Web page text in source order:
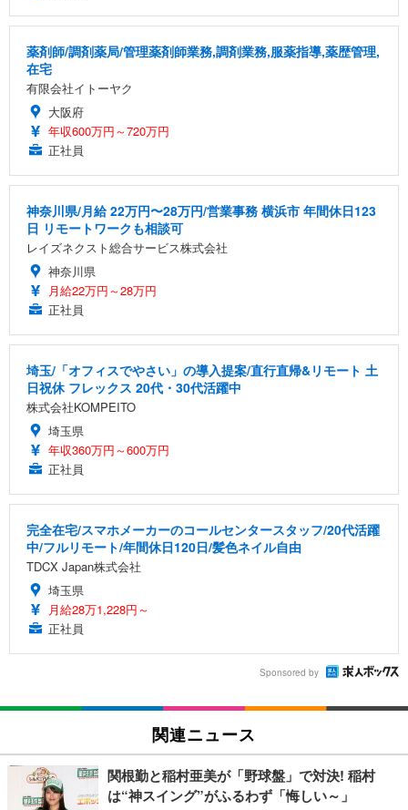
薬剤師/調剤薬局/管理薬剤師業務,調剤業務,服薬指導,薬歴管理,
在宅
有限会社イトーヤク
大阪府
年収600万円～720万円
正社員
神奈川県/月給 22万円〜28万円/営業事務 横浜市 年間休日123
日 リモートワークも相談可
レイズネクスト総合サービス株式会社
神奈川県
月給22万円～28万円
正社員
埼玉/「オフィスでやさい」の導入提案/直行直帰&リモート 土
日祝休 フレックス 20代・30代活躍中
株式会社KOMPEITO
埼玉県
年収360万円～600万円
正社員
完全在宅/スマホメーカーのコールセンタースタッフ/20代活躍
中/フルリモート/年間休日120日/髪色ネイル自由
TDCX Japan株式会社
埼玉県
月給28万1,228円～
正社員
Sponsored by
関連ニュース
関根勤と稲村亜美が「野球盤」で対決! 稲村
は“神スイング”がふるわず「悔しい～」